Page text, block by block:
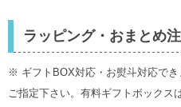
ラッピング・おまとめ
※ ギフトBOX対応・お熨斗対応でき
ご指定下さい。有料ギフトボックス